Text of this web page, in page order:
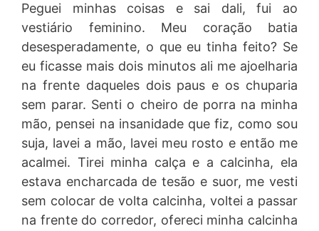
Peguei minhas coisas e sai dali, fui ao
vestiário feminino. Meu coração batia
desesperadamente, o que eu tinha feito? Se
eu ficasse mais dois minutos ali me ajoelharia
na frente daqueles dois paus e os chuparia
sem parar. Senti o cheiro de porra na minha
mão, pensei na insanidade que fiz, como sou
suja, lavei a mão, lavei meu rosto e então me
acalmei. Tirei minha calça e a calcinha, ela
estava encharcada de tesão e suor, me vesti
sem colocar de volta calcinha, voltei a passar
na frente do corredor, ofereci minha calcinha